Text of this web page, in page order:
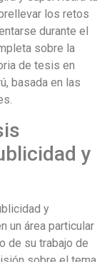
los retos
durante el
sobre la
de tesis en
basada en las
y
y
un área particular
de su trabajo de